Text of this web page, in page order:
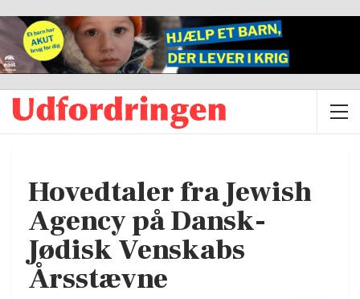
Hovedtaler fra Jewish
Agency på Dansk-
Jødisk Venskabs
Årsstævne